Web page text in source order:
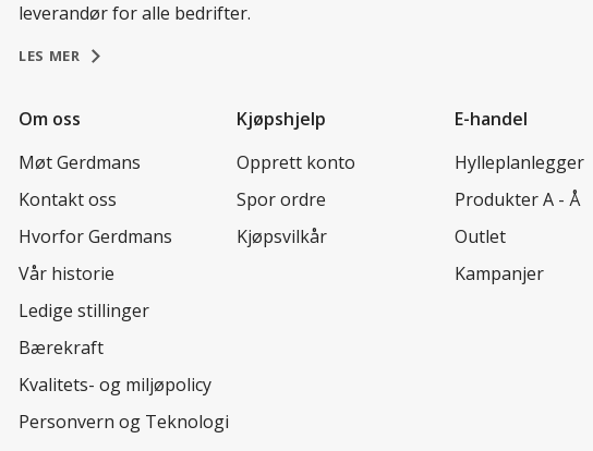
leverandør for alle bedrifter.
LES MER
Om oss
Møt Gerdmans
Kontakt oss
Hvorfor Gerdmans
Vår historie
Ledige stillinger
Bærekraft
Kvalitets- og miljøpolicy
Personvern og Teknologi
Kjøpshjelp
Opprett konto
Spor ordre
Kjøpsvilkår
E-handel
Hylleplanlegger
Produkter A - Å
Outlet
Kampanjer